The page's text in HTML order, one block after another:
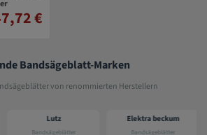
€
Bandsägeblatt-Marken
von renommierten Herstellern
Lutz
Bandsägeblätter
Elektra beckum
Bandsägeblätter